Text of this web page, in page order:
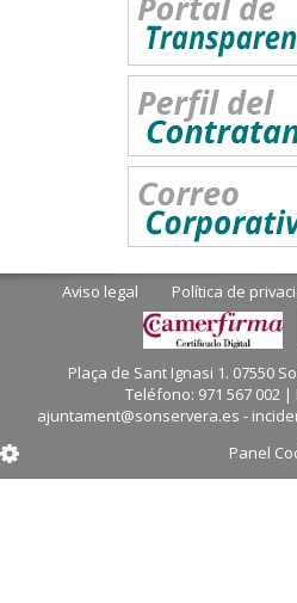
Aviso legal Política de
Plaça de Sant Ignasi 1. 07550
Teléfono: 971 567 002 |
ajuntament@sonservera.es -
Panel